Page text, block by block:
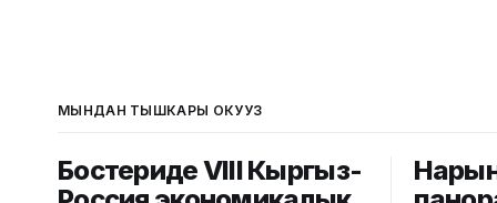
МЫНДАН ТЫШКАРЫ ОКУҢУЗ
Бостериде VIII Кыргыз-